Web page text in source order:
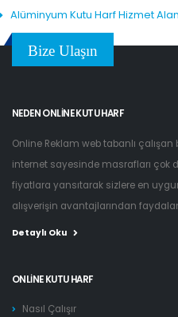
Alüminyum Kutu Harf Hizmet
Bize Ulaşın
NEDEN ONLINE KUTU HARF
Online Reklam web tabanlı çalışan
internet sayesinde masrafları çok
fiyatlara yansıtarak sizlere en
alışverişin avantajlarından
Detaylı Oku
ONLINE KUTU HARF
Nasıl Çalışır